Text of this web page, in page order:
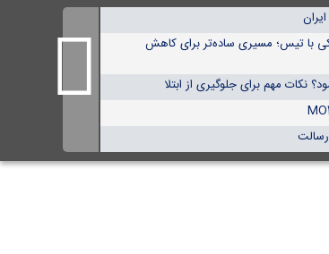
با تیس؛ مسیری ساده‌تر برای کاهش
نکات مهم برای جلوگیری از ابتلا